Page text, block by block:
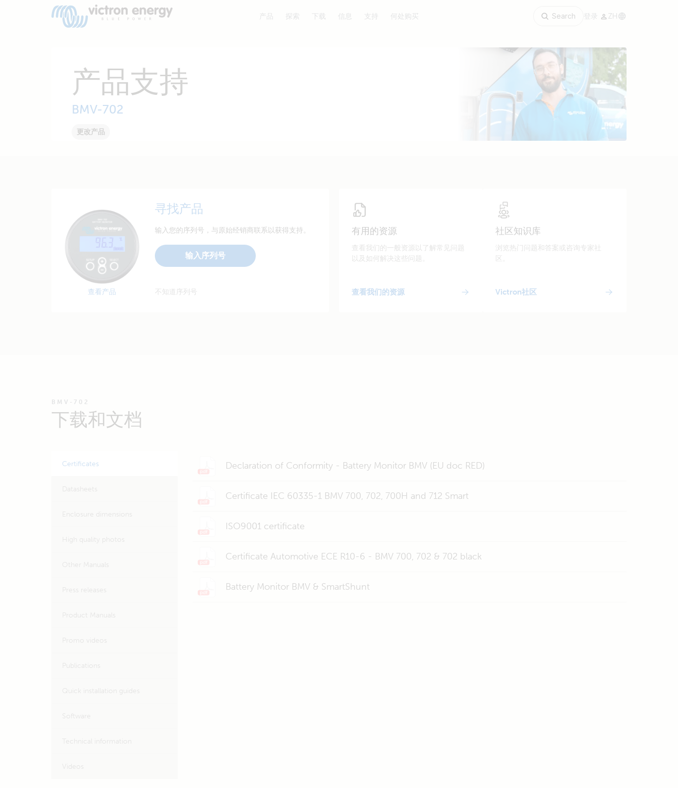
产品 探索 下载 信息 支持 何处购买 Search 登录 ZH
产品支持
BMV-702
更改产品
查看产品
寻找产品
输入您的序列号，与原始经销商联系以获得支持。
输入序列号
不知道序列号
有用的资源
查看我们的一般资源以了解常见问题
以及如何解决这些问题。
查看我们的资源
社区知识库
浏览热门问题和答案或咨询专家社
区。
Victron社区
BMV-702
下载和文档
Certificates Declaration of Conformity - Battery Monitor BMV (EU doc RED)
Certificate IEC 60335-1 BMV 700, 702, 700H and 712 Smart
ISO9001 certificate
Certificate Automotive ECE R10-6 - BMV 700, 702 & 702 black
Battery Monitor BMV & SmartShunt